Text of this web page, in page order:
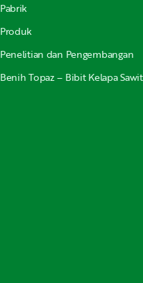
Pabrik
Produk
Penelitian dan Pengembangan
Benih Topaz – Bibit Kelapa